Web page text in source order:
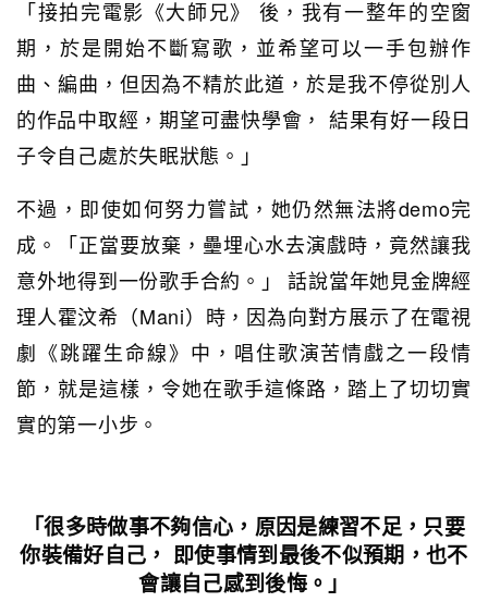
「接拍完電影《大師兄》 後，我有一整年的空窗
期，於是開始不斷寫歌，並希望可以一手包辦作
曲、編曲，但因為不精於此道，於是我不停從別人
的作品中取經，期望可盡快學會， 結果有好一段日
子令自己處於失眠狀態。」
不過，即使如何努力嘗試，她仍然無法將demo完
成。「正當要放棄，壘埋心水去演戲時，竟然讓我
意外地得到一份歌手合約。」話說當年她見金牌經
理人霍汶希（Mani）時，因為向對方展示了在電視
劇《跳躍生命線》中，唱住歌演苦情戲之一段情
節，就是這樣，令她在歌手這條路，踏上了切切實
實的第一小步。
「很多時做事不夠信心，原因是練習不足，只要
你裝備好自己， 即使事情到最後不似預期，也不
會讓自己感到後悔。」